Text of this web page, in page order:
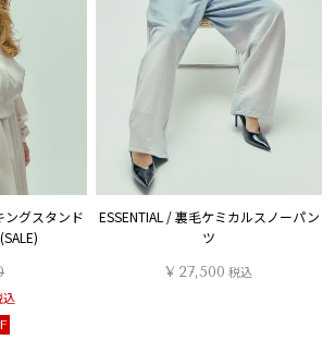
ングスタンド
込
ESSENTIAL / 裏毛ケミカルスノーパン
ツ
¥ 27,500 税込